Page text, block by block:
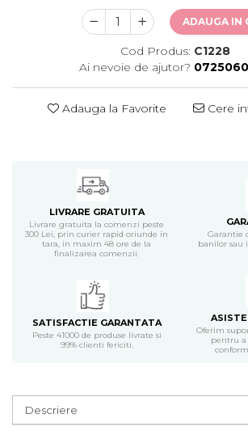
ADAUGA IN
Cod Produs: C1228
Ai nevoie de ajutor?
Adauga la Favorite Cere
LIVRARE GRATUITA
Livrare gratuita la comenzi peste
300 Lei, prin curier rapid oriunde in
tara, in maxim 48 ore de la
finalizarea comenzii.
Garantie
banilor sau
SATISFACTIE GARANTATA
Peste 41000 de produse livrate si
99% clienti fericiti.
Oferim
pentru a
Descriere